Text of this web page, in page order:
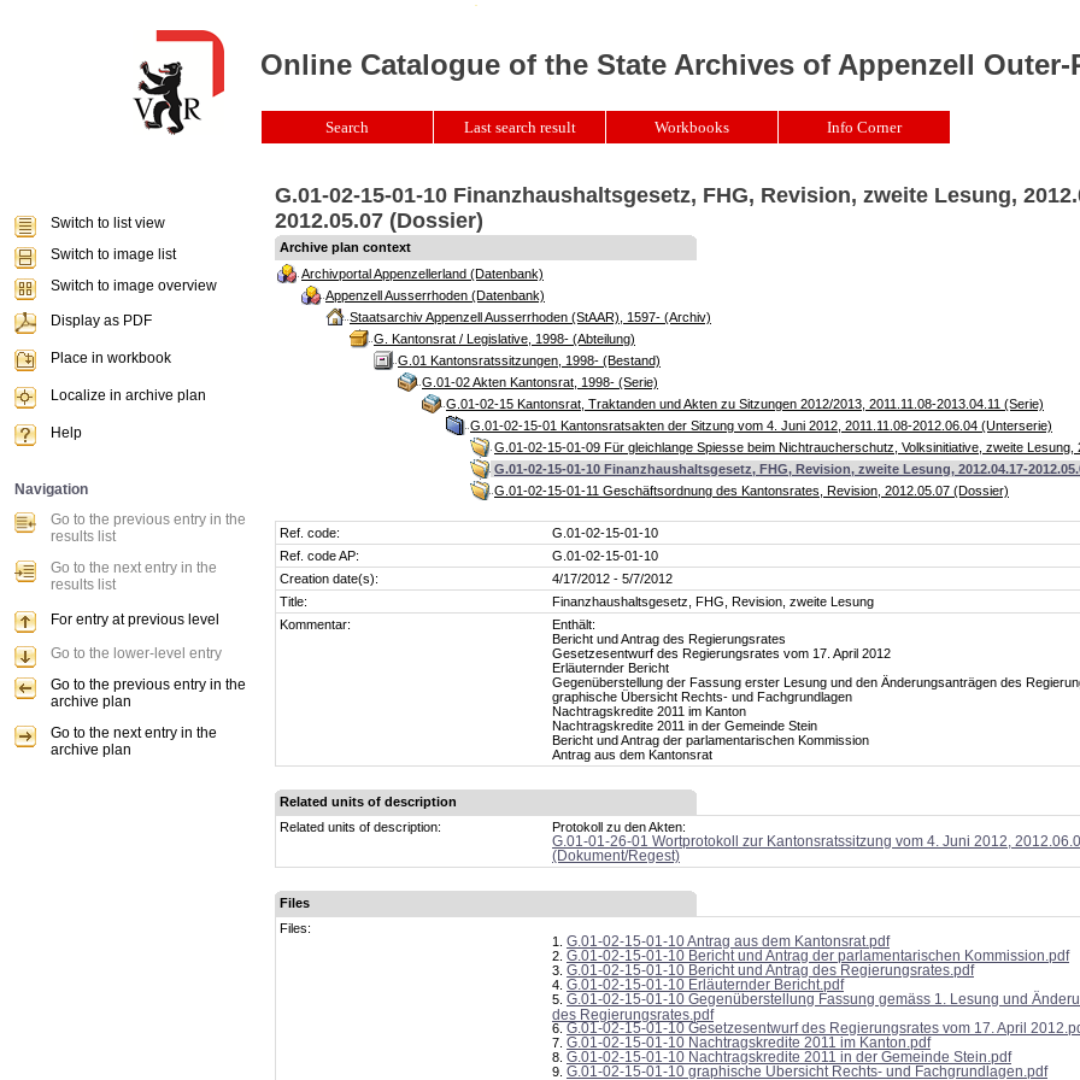
G.01-02-15-01-10 Finanzhaushaltsgesetz, FHG, Revision, zweite Lesung,
2012.05.07 (Dossier)
Archive plan context
Archivportal Appenzellerland (Datenbank)
Appenzell Ausserrhoden (Datenbank)
Staatsarchiv Appenzell Ausserrhoden (StAAR), 1597- (Archiv)
G. Kantonsrat / Legislative, 1998- (Abteilung)
G.01 Kantonsratssitzungen, 1998- (Bestand)
G.01-02 Akten Kantonsrat, 1998- (Serie)
G.01-02-15 Kantonsrat, Traktanden und Akten zu Sitzungen 2012/2013, 2011.11.08-2013.04.11 (Serie)
G.01-02-15-01 Kantonsratsakten der Sitzung vom 4. Juni 2012, 2011.11.08-2012.06.04 (Unterserie)
G.01-02-15-01-09 Für gleichlange Spiesse beim Nichtraucherschutz, Volksinitiative, zweite
G.01-02-15-01-10 Finanzhaushaltsgesetz, FHG, Revision, zweite Lesung, 2012.04.17-
G.01-02-15-01-11 Geschäftsordnung des Kantonsrates, Revision, 2012.05.07 (Dossier)
Ref. code:
G.01-02-15-01-10
Ref. code AP:
G.01-02-15-01-10
Creation date(s):
4/17/2012 - 5/7/2012
Title:
Finanzhaushaltsgesetz, FHG, Revision, zweite Lesung
Kommentar:
Enthält:
Bericht und Antrag des Regierungsrates
Gesetzesentwurf des Regierungsrates vom 17. April 2012
Erläuternder Bericht
Gegenüberstellung der Fassung erster Lesung und den Änderungsanträgen des
graphische Übersicht Rechts- und Fachgrundlagen
Nachtragskredite 2011 im Kanton
Nachtragskredite 2011 in der Gemeinde Stein
Bericht und Antrag der parlamentarischen Kommission
Antrag aus dem Kantonsrat
Related units of description
Related units of description:
Protokoll zu den Akten:
G.01-01-26-01 Wortprotokoll zur Kantonsratssitzung vom 4. Juni 2012,
(Dokument/Regest)
Files
Files:
G.01-02-15-01-10 Antrag aus dem Kantonsrat.pdf
G.01-02-15-01-10 Bericht und Antrag der parlamentarischen Kommission.pdf
G.01-02-15-01-10 Bericht und Antrag des Regierungsrates.pdf
G.01-02-15-01-10 Erläuternder Bericht.pdf
G.01-02-15-01-10 Gegenüberstellung Fassung gemäss 1. Lesung und
des Regierungsrates.pdf
G.01-02-15-01-10 Gesetzesentwurf des Regierungsrates vom 17. April
G.01-02-15-01-10 Nachtragskredite 2011 im Kanton.pdf
G.01-02-15-01-10 Nachtragskredite 2011 in der Gemeinde Stein.pdf
G.01-02-15-01-10 graphische Übersicht Rechts- und Fachgrundlagen.pdf
Online Catalogue of the State Archives of Appenzell Outer-
Search Last search result Workbooks Info Corner
Switch to list view
Switch to image list
Switch to image overview
Display as PDF
Place in workbook
Localize in archive plan
Help
Navigation
Go to the previous entry in the
results list
Go to the next entry in the
results list
For entry at previous level
Go to the lower-level entry
Go to the previous entry in the
archive plan
Go to the next entry in the
archive plan